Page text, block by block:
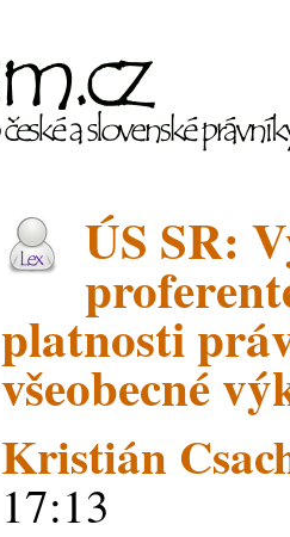
ÚS SR:
platnosti
všeobecné
Kristián
17:13